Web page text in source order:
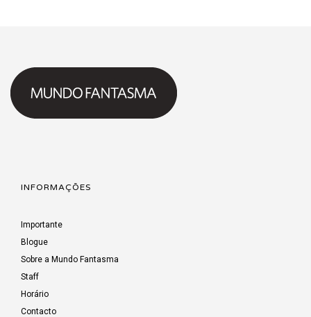
INFORMAÇÕES
Importante
Blogue
Sobre a Mundo Fantasma
Staff
Horário
Contacto